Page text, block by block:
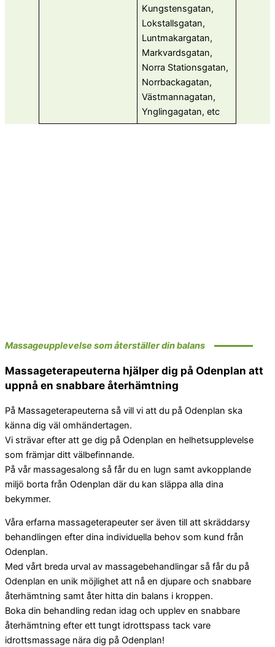
Kungstensgatan,
Lokstallsgatan,
Luntmakargatan,
Markvardsgatan,
Norra Stationsgatan,
Norrbackagatan,
Västmannagatan,
Ynglingagatan, etc
Massageupplevelse som återställer din balans
Massageterapeuterna hjälper dig på Odenplan att
uppnå en snabbare återhämtning
På Massageterapeuterna så vill vi att du på Odenplan ska
känna dig väl omhändertagen.
Vi strävar efter att ge dig på Odenplan en helhetsupplevelse
som främjar ditt välbefinnande.
På vår massagesalong så får du en lugn samt avkopplande
miljö borta från Odenplan där du kan släppa alla dina
bekymmer.
Våra erfarna massageterapeuter ser även till att skräddarsy
behandlingen efter dina individuella behov som kund från
Odenplan.
Med vårt breda urval av massagebehandlingar så får du på
Odenplan en unik möjlighet att nå en djupare och snabbare
återhämtning samt åter hitta din balans i kroppen.
Boka din behandling redan idag och upplev en snabbare
återhämtning efter ett tungt idrottspass tack vare
idrottsmassage nära dig på Odenplan!